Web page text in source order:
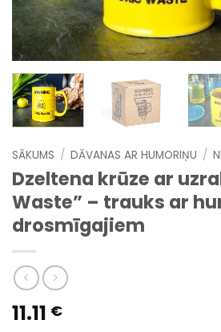
SĀKUMS / DĀVANAS AR HUMORIŅU /
Dzeltena krūze ar
Waste” – trauks ar
drosmīgajiem
11.11 €